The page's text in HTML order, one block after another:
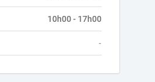
10h00 - 17h00
-